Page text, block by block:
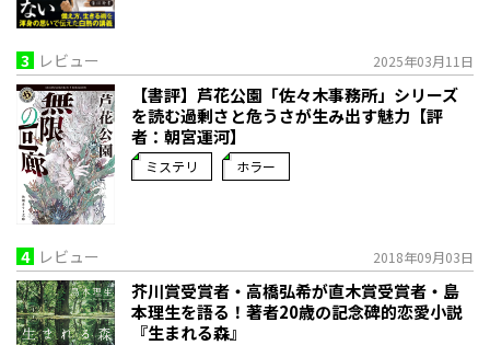
3 レビュー 2025年03月11日
【書評】芦花公園「佐々木事務所」シリーズ
を読む――過剰さと危うさが生み出す魅力【評
者：朝宮運河】
ミステリ ホラー
4 レビュー 2018年09月03日
芥川賞受賞者・高橋弘希が直木賞受賞者・島
本理生を語る！著者20歳の記念碑的恋愛小説
『生まれる森』